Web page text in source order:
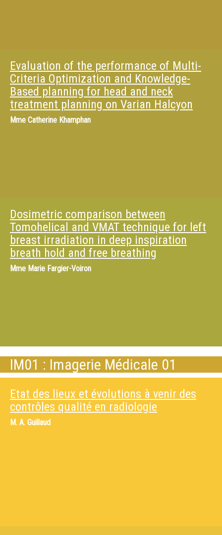
Evaluation of the performance of Multi-
Criteria Optimization and Knowledge-
Based planning for head and neck
treatment planning on Varian Halcyon
Mme Catherine Khamphan
Dosimetric comparison between
Tomohelical and VMAT technique for left
breast irradiation in deep inspiration
breath hold and free breathing
Mme Marie Fargier-Voiron
IM01 : Imagerie Médicale 01
Etat des lieux et évolutions à venir des
contrôles qualité en radiologie
M. A. Guillaud